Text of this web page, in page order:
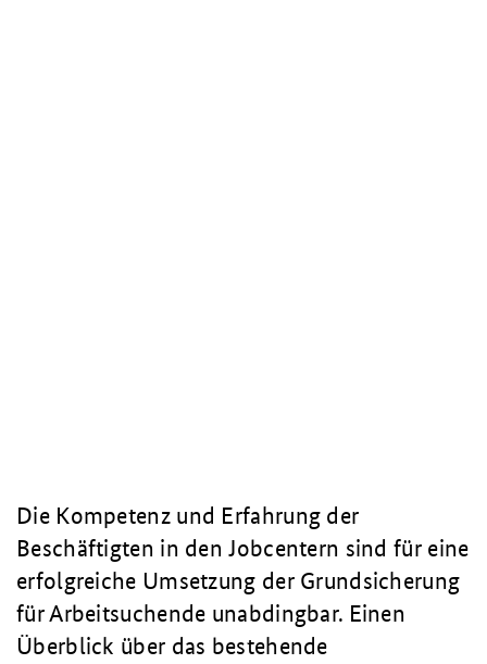
Die Kompetenz und Erfahrung der
Beschäftigten in den Jobcentern sind für eine
erfolgreiche Umsetzung der Grundsicherung
für Arbeitsuchende unabdingbar. Einen
Überblick über das bestehende